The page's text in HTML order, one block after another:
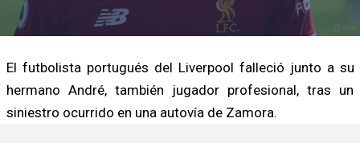
El futbolista portugués del Liverpool falleció junto a su
hermano André, también jugador profesional, tras un
siniestro ocurrido en una autovía de Zamora.